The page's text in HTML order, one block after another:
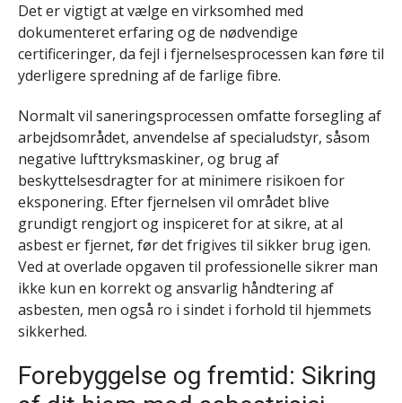
Det er vigtigt at vælge en virksomhed med
dokumenteret erfaring og de nødvendige
certificeringer, da fejl i fjernelsesprocessen kan føre til
yderligere spredning af de farlige fibre.
Normalt vil saneringsprocessen omfatte forsegling af
arbejdsområdet, anvendelse af specialudstyr, såsom
negative lufttryksmaskiner, og brug af
beskyttelsesdragter for at minimere risikoen for
eksponering. Efter fjernelsen vil området blive
grundigt rengjort og inspiceret for at sikre, at al
asbest er fjernet, før det frigives til sikker brug igen.
Ved at overlade opgaven til professionelle sikrer man
ikke kun en korrekt og ansvarlig håndtering af
asbesten, men også ro i sindet i forhold til hjemmets
sikkerhed.
Forebyggelse og fremtid: Sikring